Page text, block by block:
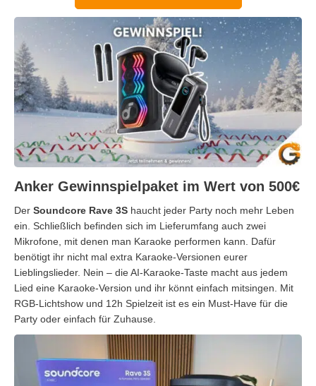
Anker Gewinnspielpaket im Wert von 500€
Der Soundcore Rave 3S haucht jeder Party noch mehr Leben
ein. Schließlich befinden sich im Lieferumfang auch zwei
Mikrofone, mit denen man Karaoke performen kann. Dafür
benötigt ihr nicht mal extra Karaoke-Versionen eurer
Lieblingslieder. Nein – die AI-Karaoke-Taste macht aus jedem
Lied eine Karaoke-Version und ihr könnt einfach mitsingen. Mit
RGB-Lichtshow und 12h Spielzeit ist es ein Must-Have für die
Party oder einfach für Zuhause.